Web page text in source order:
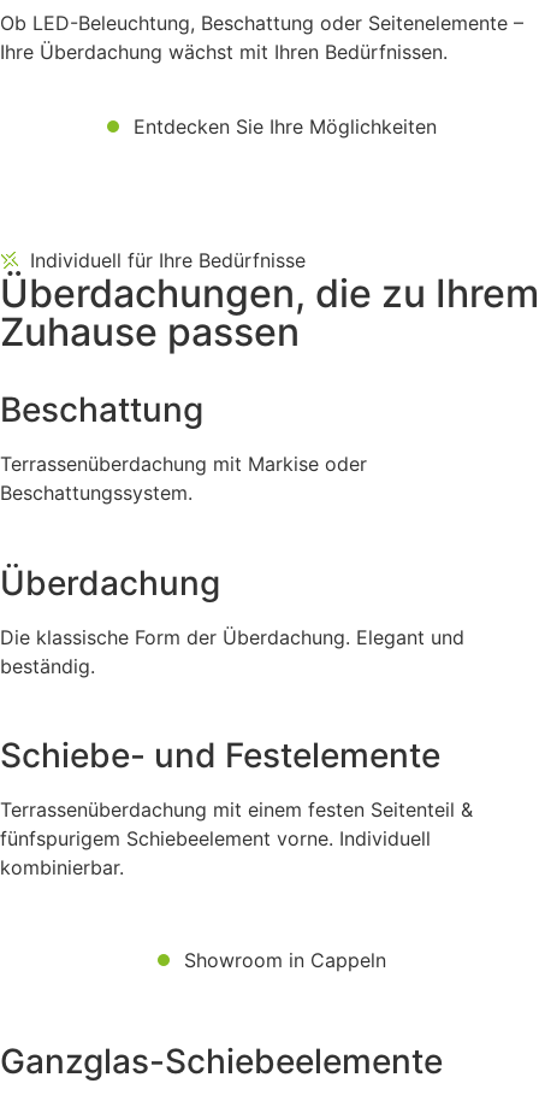
Ob LED-Beleuchtung, Beschattung oder Seitenelemente –
Ihre Überdachung wächst mit Ihren Bedürfnissen.
Entdecken Sie Ihre Möglichkeiten
Individuell für Ihre Bedürfnisse
Überdachungen, die zu Ihrem
Zuhause passen
Beschattung
Terrassenüberdachung mit Markise oder
Beschattungssystem.
Überdachung
Die klassische Form der Überdachung. Elegant und
beständig.
Schiebe- und Festelemente
Terrassenüberdachung mit einem festen Seitenteil &
fünfspurigem Schiebeelement vorne. Individuell
kombinierbar.
Showroom in Cappeln
Ganzglas-Schiebeelemente